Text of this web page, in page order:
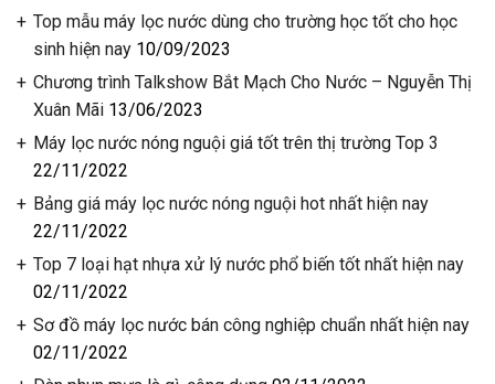
Top mẫu máy lọc nước dùng cho trường học tốt cho học
sinh hiện nay 10/09/2023
Chương trình Talkshow Bắt Mạch Cho Nước – Nguyễn Thị
Xuân Mãi 13/06/2023
Máy lọc nước nóng nguội giá tốt trên thị trường Top 3
22/11/2022
️Bảng giá máy lọc nước nóng nguội hot nhất hiện nay
22/11/2022
Top 7 loại hạt nhựa xử lý nước phổ biến tốt nhất hiện nay
02/11/2022
Sơ đồ máy lọc nước bán công nghiệp chuẩn nhất hiện nay
02/11/2022